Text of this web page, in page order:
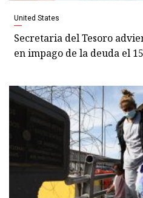
United States
Secretaria del Tesoro
en impago de la deuda el